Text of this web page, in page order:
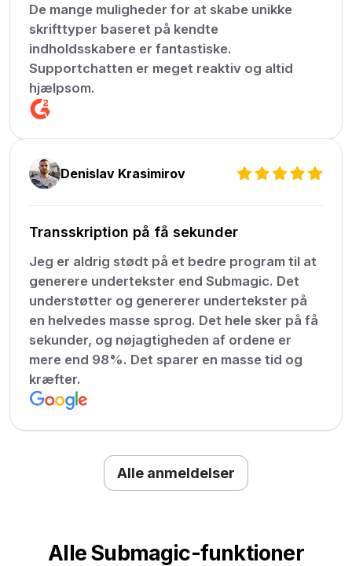
De mange muligheder for at skabe unikke
skrifttyper baseret på kendte
indholdsskabere er fantastiske.
Supportchatten er meget reaktiv og altid
hjælpsom.
Denislav Krasimirov
Transskription på få sekunder
Jeg er aldrig stødt på et bedre program til at
generere undertekster end Submagic. Det
understøtter og genererer undertekster på
en helvedes masse sprog. Det hele sker på få
sekunder, og nøjagtigheden af ordene er
mere end 98%. Det sparer en masse tid og
kræfter.
Alle anmeldelser
Alle Submagic-funktioner